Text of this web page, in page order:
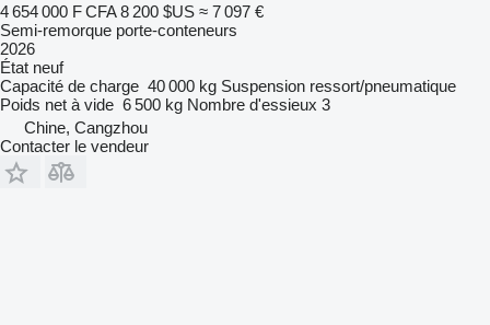
4 654 000 F CFA 8 200 $US ≈ 7 097 €
Semi-remorque porte-conteneurs
2026
État neuf
Capacité de charge 40 000 kg Suspension ressort/pneumatique
Poids net à vide 6 500 kg Nombre d'essieux 3
Chine, Cangzhou
Contacter le vendeur